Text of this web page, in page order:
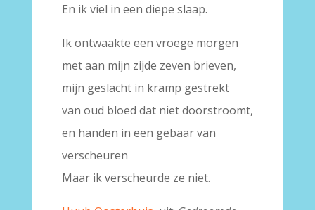
En ik viel in een diepe slaap.
Ik ontwaakte een vroege morgen
met aan mijn zijde zeven brieven,
mijn geslacht in kramp gestrekt
van oud bloed dat niet doorstroomt,
en handen in een gebaar van
verscheuren
Maar ik verscheurde ze niet.